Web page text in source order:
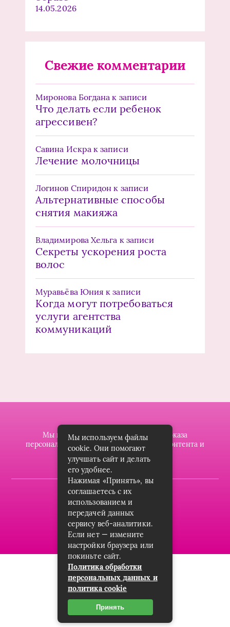
14.05.2026
Свежие комментарии
Миронова Богдана к записи
Что делать если ребенок
агрессивен?
Савина Искрак записи
Лечение молочницы
Логинов Спиридон к записи
Альтернативные способы
снятия макияжа
Владимирова Хельга к записи
Секреты ускорения роста
волос
Муравьёва Юния к записи
Когда могут потребоваться
услуги агентства
коммуникаций
Мы используем файлы cookie для показа
персонализированной рекламы и/или контента и
анализа нашего трафика.
2019-2023 © dzintarsshop.ru
Карта сайта
Пользовательское соглашение
Мы используем файлы
cookie. Они помогают
улучшать сайт и делать
его удобнее.
Нажимая «Принять», вы
соглашаетесь с их
использованием и
передачей данных
сервису веб-аналитики.
Если нет — измените
настройки браузера или
покиньте сайт.
Политика обработки
персональных данных и
политика cookie
Принять